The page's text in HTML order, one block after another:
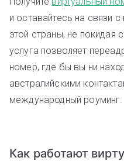
и оставайтесь на связи
этой страны, не покидая
услуга позволяет
номер, где бы вы ни
австралийскими
международный роуминг.
Как работают